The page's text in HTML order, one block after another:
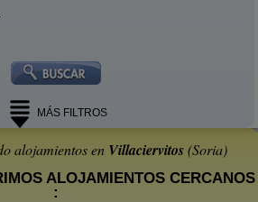
MÁS FILTROS
alojamientos en Villaciervitos(Soria)
ALOJAMIENTOS CERCANOS
: